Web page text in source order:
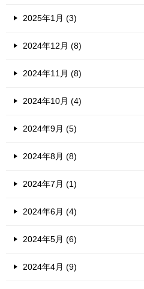
2025年1月 (3)
2024年12月 (8)
2024年11月 (8)
2024年10月 (4)
2024年9月 (5)
2024年8月 (8)
2024年7月 (1)
2024年6月 (4)
2024年5月 (6)
2024年4月 (9)